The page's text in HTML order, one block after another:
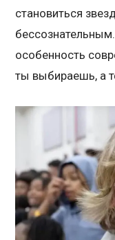
становиться
особенность
ты выбираешь, а